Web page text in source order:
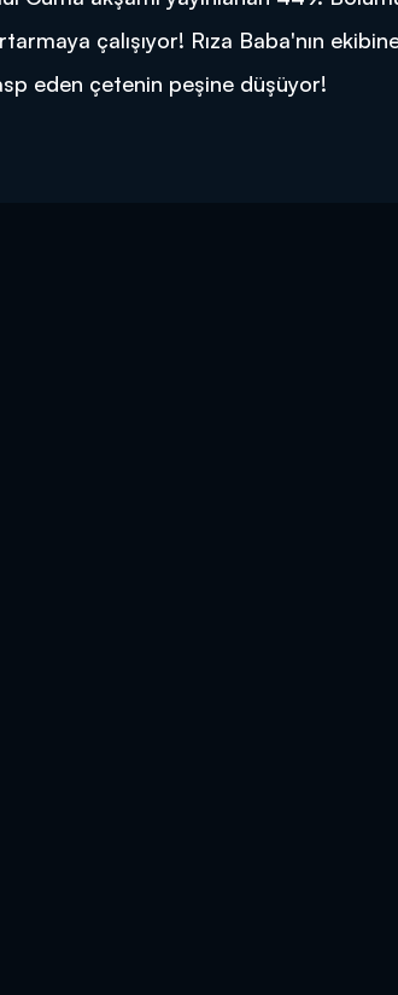
çalışıyor! Rıza Baba'nın
eden çetenin peşine düşüyor!